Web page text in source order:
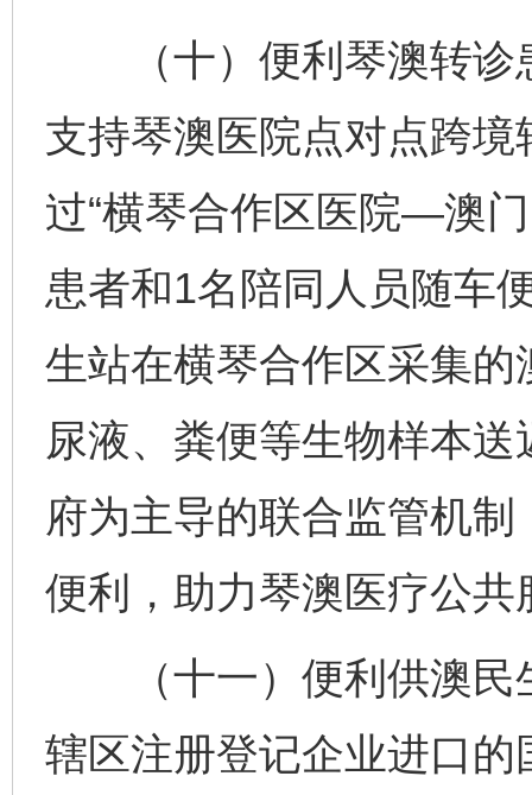
（十）便利琴澳转诊
支持琴澳医院点对点跨
过“横琴合作区医院—澳
患者和1名陪同人员随车
生站在横琴合作区采集
尿液、粪便等生物样本
府为主导的联合监管机
便利，助力琴澳医疗公共
（十一）便利供澳民
辖区注册登记企业进口